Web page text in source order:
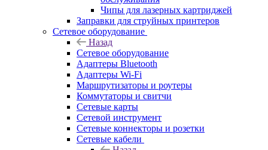
Чипы для лазерных картриджей
Заправки для струйных принтеров
Сетевое оборудование
Назад
Сетевое оборудование
Адаптеры Bluetooth
Адаптеры Wi-Fi
Маршрутизаторы и роутеры
Коммутаторы и свитчи
Сетевые карты
Сетевой инструмент
Сетевые коннекторы и розетки
Сетевые кабели